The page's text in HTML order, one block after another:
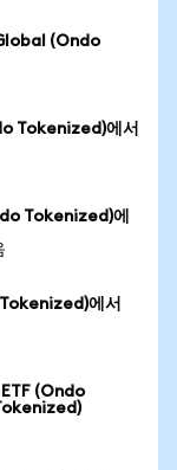
(Ondo
Tokenized)에서
Tokenized)에
에서
(Ondo